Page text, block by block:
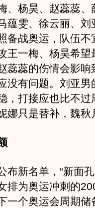
、杨昊、赵蕊蕊、
蕴雯、徐云丽、刘
备战奥运，队伍不
王一梅、杨昊希望
蕊蕊的伤情会影响
没有问题。刘亚男
，打接应也比不过
娜只是替补，魏秋
新名单，“新面孔
排为奥运冲刺的
一个奥运会周期储